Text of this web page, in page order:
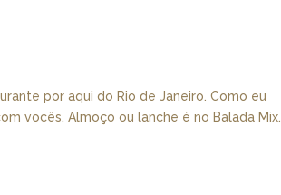
por aqui do Rio de Janeiro. Como eu
vocês. Almoço ou lanche é no Balada Mix.